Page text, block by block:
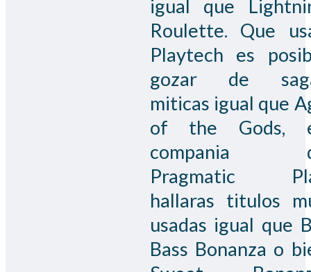
igual que
Roulette. Que
Playtech es
gozar de
miticas igual que
of the Gods,
compania
Pragmatic
hallaras titulos
usadas igual que
Bass Bonanza o